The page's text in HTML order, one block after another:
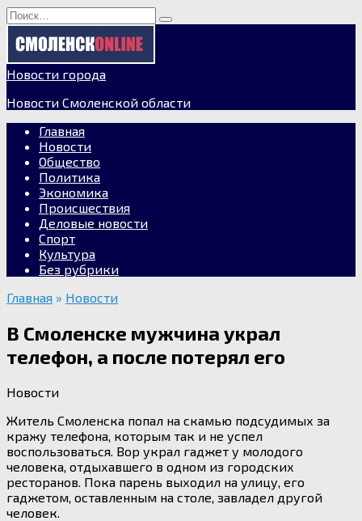
Перейти
к
содержанию
Search
for:
Новости города
Новости Смоленской области
Главная
Новости
Общество
Политика
Экономика
Происшествия
Деловые новости
Спорт
Культура
Без рубрики
Главная » Новости
В Смоленске мужчина украл
телефон, а после потерял его
Новости
Житель Смоленска попал на скамью подсудимых за
кражу телефона, которым так и не успел
воспользоваться. Вор украл гаджет у молодого
человека, отдыхавшего в одном из городских
ресторанов. Пока парень выходил на улицу, его
гаджетом, оставленным на столе, завладел другой
человек.